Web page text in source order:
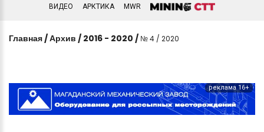
ВИДЕО АРКТИКА MWR
Главная /Архив / 2016 - 2020 / № 4 / 2020
реклама 16+